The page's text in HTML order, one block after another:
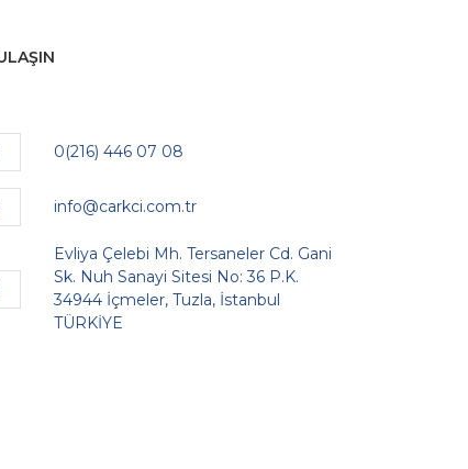
0(216) 446 07 08
info@carkci.com.tr
Evliya Çelebi Mh. Tersaneler Cd. Gani
Sk. Nuh Sanayi Sitesi No: 36 P.K.
34944 İçmeler, Tuzla, İstanbul
TÜRKİYE